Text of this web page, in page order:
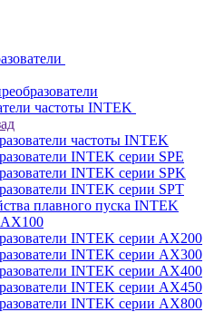
частоты INTEK
частоты INTEK
INTEK серии SPE
INTEK серии SPK
INTEK серии SPT
плавного пуска INTEK
INTEK серии AX200
INTEK серии AX300
INTEK серии AX400
INTEK серии AX450
INTEK серии AX800